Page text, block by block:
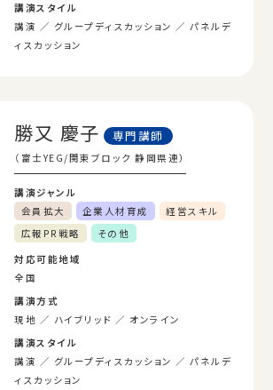
講演スタイル
講演
グループディスカッション
パネルデ
ィスカッション
勝又 慶子 専門講師
（富士YEG/関東ブロック 静岡県連）
講演ジャンル
会員拡大
企業人材育成
経営スキル
広報PR戦略
その他
対応可能地域
全国
講演方式
現地
ハイブリッド
オンライン
講演スタイル
講演
グループディスカッション
パネルデ
ィスカッション